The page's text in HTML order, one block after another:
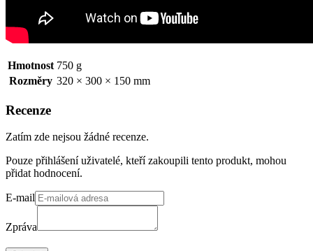
Hmotnost 750 g
Rozměry 320 × 300 × 150 mm
Recenze
Zatím zde nejsou žádné recenze.
Pouze přihlášení uživatelé, kteří zakoupili tento produkt, mohou
přidat hodnocení.
E-mail
Zpráva